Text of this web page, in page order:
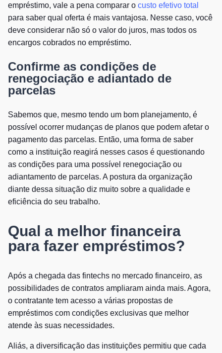
empréstimo, vale a pena comparar o custo efetivo total
para saber qual oferta é mais vantajosa. Nesse caso, você
deve considerar não só o valor do juros, mas todos os
encargos cobrados no empréstimo.
Confirme as condições de
renegociação e adiantado de
parcelas
Sabemos que, mesmo tendo um bom planejamento, é
possível ocorrer mudanças de planos que podem afetar o
pagamento das parcelas. Então, uma forma de saber
como a instituição reagirá nesses casos é questionando
as condições para uma possível renegociação ou
adiantamento de parcelas. A postura da organização
diante dessa situação diz muito sobre a qualidade e
eficiência do seu trabalho.
Qual a melhor financeira
para fazer empréstimos?
Após a chegada das fintechs no mercado financeiro, as
possibilidades de contratos ampliaram ainda mais. Agora,
o contratante tem acesso a várias propostas de
empréstimos com condições exclusivas que melhor
atende às suas necessidades.
Aliás, a diversificação das instituições permitiu que cada